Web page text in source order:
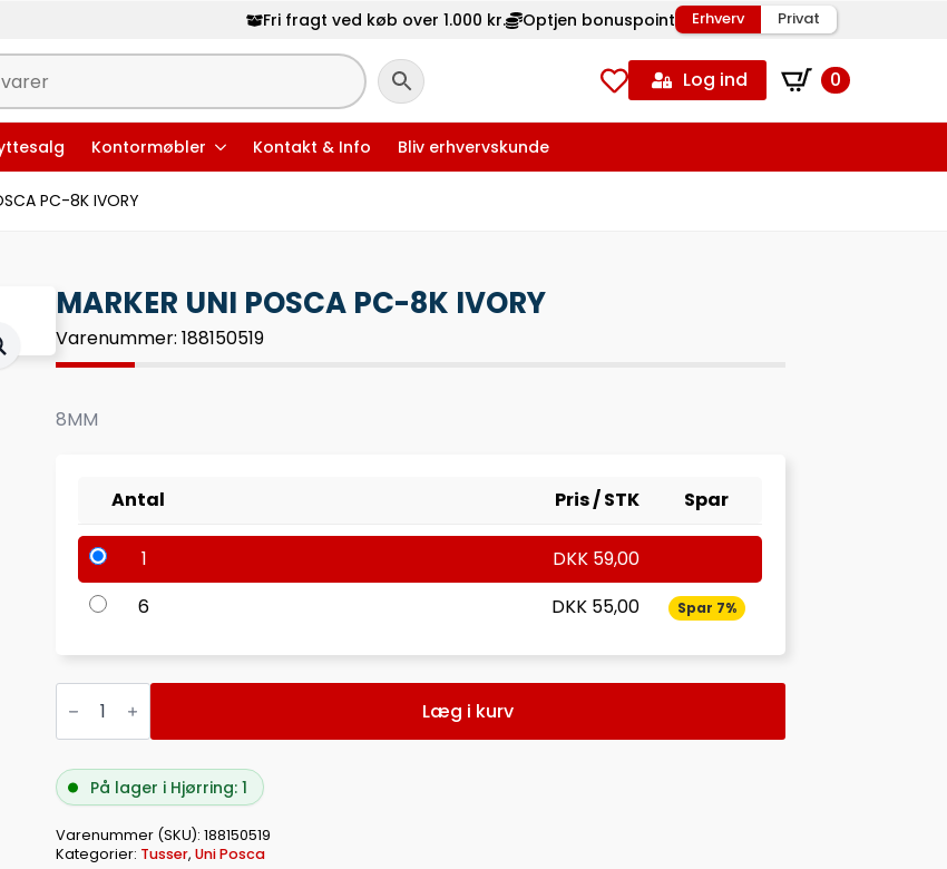
Fri fragt ved køb over 1.000 kr. Optjen bonuspoint Erhverv Privat
Log ind 0
Kontormøbler Kontakt & Info Bliv erhvervskunde
PC-8K IVORY
MARKER UNI POSCA PC-8K IVORY
Varenummer: 188150519
8MM
Antal Pris / STK Spar
1 DKK 59,00
6
DKK 55,00 Spar 7%
MARKER
UNI
POSCA
PC-
IVORY
antal
Læg i kurv
På lager i Hjørring: 1
Varenummer (SKU):188150519
Kategorier: Tusser,Uni Posca